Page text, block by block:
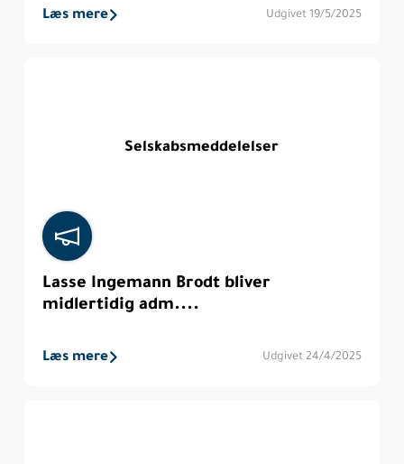
Læs mere Udgivet 19/5/2025
Selskabsmeddelelser
Lasse Ingemann Brodt bliver
midlertidig adm....
Læs mere Udgivet 24/4/2025